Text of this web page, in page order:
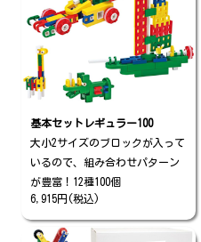
基本セットレギュラー100
大小2サイズのブロックが入って
いるので、組み合わせパターン
が豊富！12種100個
6,915円(税込)